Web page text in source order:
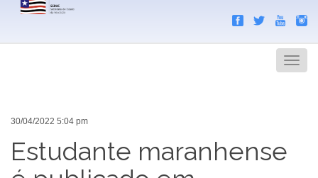
Menu
30/04/2022 5:04 pm
Estudante maranhense